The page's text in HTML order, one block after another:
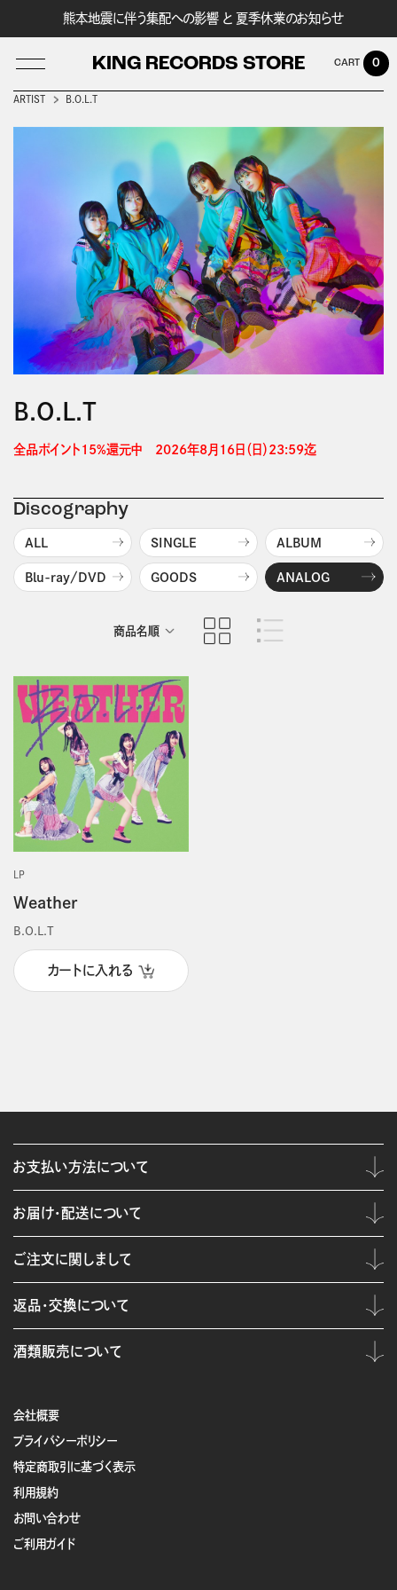
熊本地震に伴う集配への影響 と 夏季休業のお知らせ
KING RECORDS STORE 0
ARTIST B.O.L.T
B.O.L.T
全品ポイント15%還元中　2026年8月16日（日）23:59迄
Discography
ALL SINGLE ALBUM
Blu-ray/DVD GOODS ANALOG
商品名順
LP
Weather
B.O.L.T
カートに入れる
会社概要
プライバシーポリシー
特定商取引に基づく表示
利用規約
お問い合わせ
ご利用ガイド
お支払い方法について
お届け・配送について
ご注文に関しまして
返品・交換について
酒類販売について